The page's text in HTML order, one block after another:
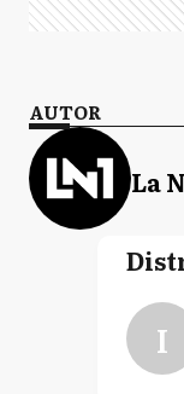
AUTOR
La
I